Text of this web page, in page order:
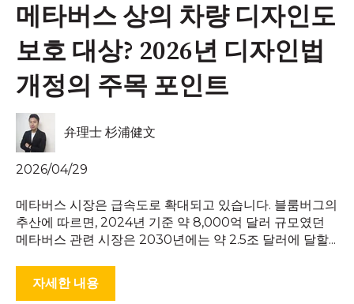
메타버스 상의 차량 디자인도
보호 대상? 2026년 디자인법
개정의 주목 포인트
弁理士 杉浦健文
2026/04/29
메타버스 시장은 급속도로 확대되고 있습니다. 블룸버그의
추산에 따르면, 2024년 기준 약 8,000억 달러 규모였던
메타버스 관련 시장은 2030년에는 약 2.5조 달러에 달할...
자세한 내용